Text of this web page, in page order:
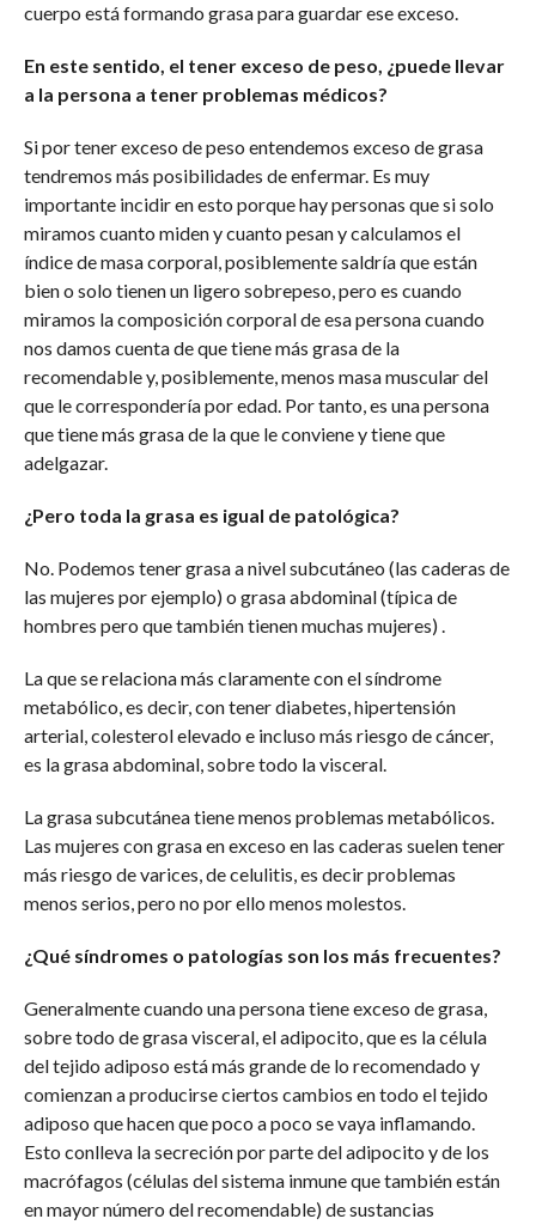
cuerpo está formando grasa para guardar ese exceso.
En este sentido, el tener exceso de peso, ¿puede llevar
a la persona a tener problemas médicos?
Si por tener exceso de peso entendemos exceso de grasa
tendremos más posibilidades de enfermar. Es muy
importante incidir en esto porque hay personas que si solo
miramos cuanto miden y cuanto pesan y calculamos el
índice de masa corporal, posiblemente saldría que están
bien o solo tienen un ligero sobrepeso, pero es cuando
miramos la composición corporal de esa persona cuando
nos damos cuenta de que tiene más grasa de la
recomendable y, posiblemente, menos masa muscular del
que le correspondería por edad. Por tanto, es una persona
que tiene más grasa de la que le conviene y tiene que
adelgazar.
¿Pero toda la grasa es igual de patológica?
No. Podemos tener grasa a nivel subcutáneo (las caderas de
las mujeres por ejemplo) o grasa abdominal (típica de
hombres pero que también tienen muchas mujeres) .
La que se relaciona más claramente con el síndrome
metabólico, es decir, con tener diabetes, hipertensión
arterial, colesterol elevado e incluso más riesgo de cáncer,
es la grasa abdominal, sobre todo la visceral.
La grasa subcutánea tiene menos problemas metabólicos.
Las mujeres con grasa en exceso en las caderas suelen tener
más riesgo de varices, de celulitis, es decir problemas
menos serios, pero no por ello menos molestos.
¿Qué síndromes o patologías son los más frecuentes?
Generalmente cuando una persona tiene exceso de grasa,
sobre todo de grasa visceral, el adipocito, que es la célula
del tejido adiposo está más grande de lo recomendado y
comienzan a producirse ciertos cambios en todo el tejido
adiposo que hacen que poco a poco se vaya inflamando.
Esto conlleva la secreción por parte del adipocito y de los
macrófagos (células del sistema inmune que también están
en mayor número del recomendable) de sustancias